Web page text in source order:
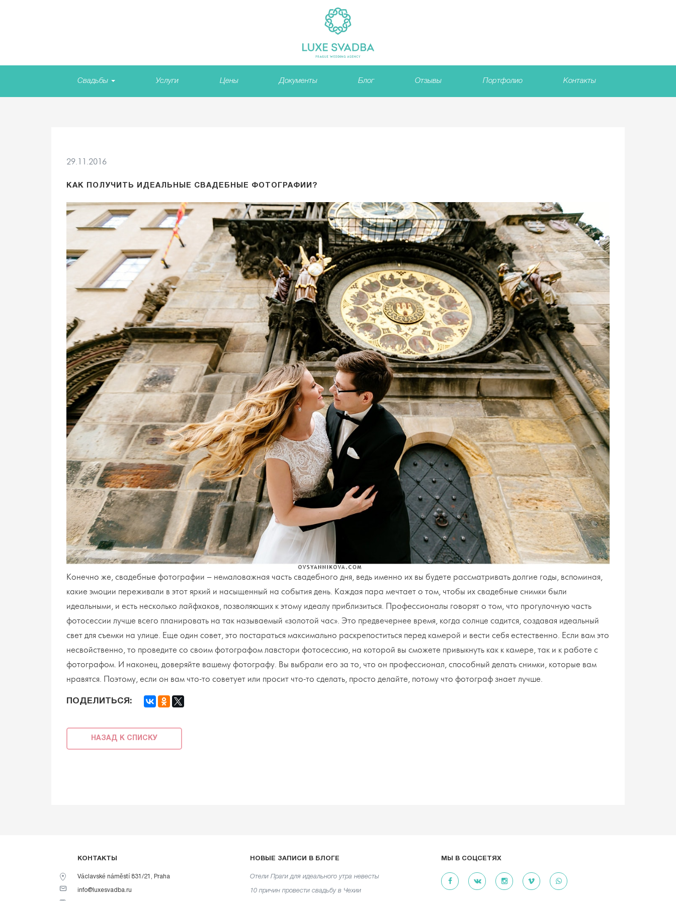
Свадьбы Услуги Цены Документы Блог Отзывы Портфолио Контакты
29.11.2016
КАК ПОЛУЧИТЬ ИДЕАЛЬНЫЕ СВАДЕБНЫЕ ФОТОГРАФИИ?
Конечно же, свадебные фотографии – немаловажная часть свадебного дня, ведь именно их вы будете рассматривать долгие годы, вспоминая,
какие эмоции переживали в этот яркий и насыщенный на события день. Каждая пара мечтает о том, чтобы их свадебные снимки были
идеальными, и есть несколько лайфхаков, позволяющих к этому идеалу приблизиться. Профессионалы говорят о том, что прогулочную часть
фотосессии лучше всего планировать на так называемый «золотой час». Это предвечернее время, когда солнце садится, создавая идеальный
свет для съемки на улице. Еще один совет, это постараться максимально раскрепоститься перед камерой и вести себя естественно. Если вам это
несвойственно, то проведите со своим фотографом лавстори фотосессию, на которой вы сможете привыкнуть как к камере, так и к работе с
фотографом. И наконец, доверяйте вашему фотографу. Вы выбрали его за то, что он профессионал, способный делать снимки, которые вам
нравятся. Поэтому, если он вам что-то советует или просит что-то сделать, просто делайте, потому что фотограф знает лучше.
ПОДЕЛИТЬСЯ:
НАЗАД К СПИСКУ
КОНТАКТЫ
Václavské náměstí 831/21, Praha
info@luxesvadba.ru
НОВЫЕ ЗАПИСИ В БЛОГЕ
Отели Праги для идеального утра невесты
10 причин провести свадьбу в Чехии
МЫ В СОЦСЕТЯХ